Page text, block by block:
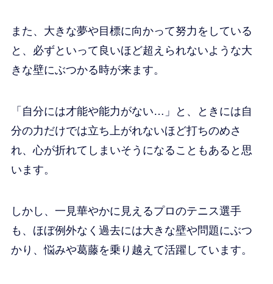
また、大きな夢や目標に向かって努力をしている
と、必ずといって良いほど超えられないような大
きな壁にぶつかる時が来ます。
「自分には才能や能力がない…」と、ときには自
分の力だけでは立ち上がれないほど打ちのめさ
れ、心が折れてしまいそうになることもあると思
います。
しかし、一見華やかに見えるプロのテニス選手
も、ほぼ例外なく過去には大きな壁や問題にぶつ
かり、悩みや葛藤を乗り越えて活躍しています。